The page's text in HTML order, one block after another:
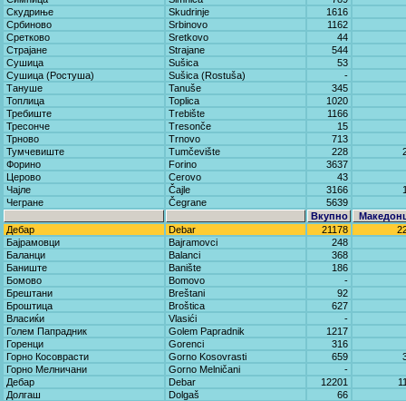
Скудриње
Skudrinje
1616
Србиново
Srbinovo
1162
Сретково
Sretkovo
44
Страјане
Strajane
544
Сушица
Sušica
53
Сушица (Ростуша)
Sušica (Rostuša)
-
Тануше
Tanuše
345
Топлица
Toplica
1020
Требиште
Trebište
1166
Тресонче
Tresonče
15
Трново
Trnovo
713
Тумчевиште
Tumčevište 228
Форино
Forino
3637
Церово
Cerovo
43
Чајле
Čajle 3166
Чегране
Čegrane
5639
Вкупно
Дебар
Debar 21178
Бајрамовци
Bajramovci
248
Баланци
Balanci
368
Баниште
Banište
186
Бомово
Bomovo
-
Брештани
Breštani
92
Броштица
Broštica
627
Власиќи
Vlasići
-
Голем Папрадник
Golem Papradnik
1217
Горенци
Gorenci
316
Горно Косоврасти
Gorno Kosovrasti 659
Горно Мелничани
Gorno Melničani
-
Дебар
Debar 12201
Долгаш
Dolgaš
66